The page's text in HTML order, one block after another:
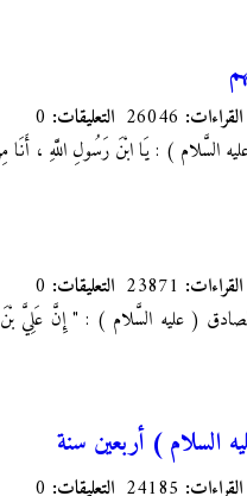
القراءات: التعليقات:
السَّلام ) : يَا ابْنَ رَسُولِ اللَّهِ ،
القراءات: التعليقات:
( عليه السَّلام ) : " إِنَّ عَلِيَّ
السلام ) أربعين سنة
القراءات: التعليقات: